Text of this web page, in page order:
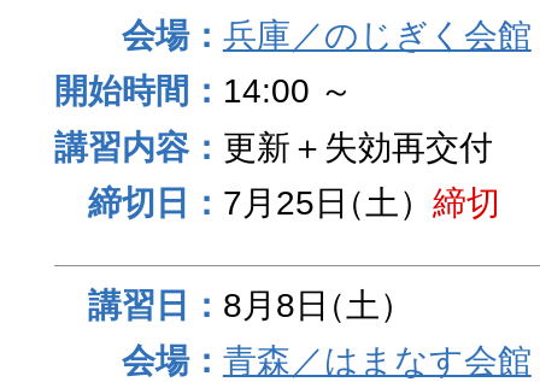
兵庫／のじぎく会館
14:00 ～
更新＋失効再交付
7月25日（土） 締切
8月8日（土）
青森／はまなす会館